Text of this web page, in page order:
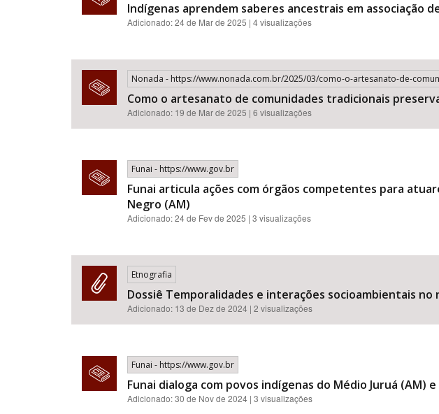
Indígenas aprendem saberes ancestrais em associação
Adicionado: 24 de Mar de 2025 | 4 visualizações
Nonada - https://www.nonada.com.br/2025/03/como-o-artesanato-de-
Como o artesanato de comunidades tradicionais
Adicionado: 19 de Mar de 2025 | 6 visualizações
Funai - https://www.gov.br
Funai articula ações com órgãos competentes para
Negro (AM)
Adicionado: 24 de Fev de 2025 | 3 visualizações
Etnografia
Dossiê Temporalidades e interações socioambientais no
Adicionado: 13 de Dez de 2024 | 2 visualizações
Funai - https://www.gov.br
Funai dialoga com povos indígenas do Médio Juruá
Adicionado: 30 de Nov de 2024 | 3 visualizações